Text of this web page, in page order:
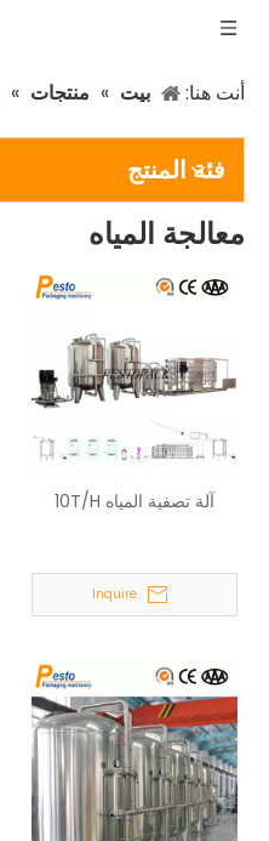
أنت هنا: بيت » منتجات »
فئة المنتج
معالجة المياه
آلة تصفية المياه 10T/H
Inquire